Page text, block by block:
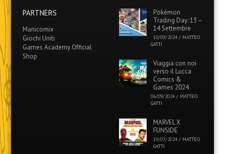
PARTNERS
Manicomix
Giochi Uniti
Games Academy Official
Shop
Pokémon
Trading Day: 13 –
14 Settembre
10/09/2024 / MATTEO
GATTI
Viaggia con noi
verso il Lucca
Comics &
Games 2024
06/09/2024 / MATTEO
GATTI
MARVEL X
FUNSIDE
19/07/2024 / MATTEO
GATTI